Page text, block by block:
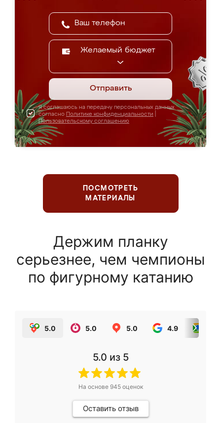
Желаемый бюджет
Отправить
Я соглашаюсь на передачу персональных данных
согласно Политике конфиденциальности
Пользовательскому соглашению
ПОСМОТРЕТЬ
МАТЕРИАЛЫ
Держим планку
серьезнее, чем чемпионы
по фигурному катанию
5.0 5.0 5.0 4.9
5.0 из 5
На основе 945оценок
Оставить отзыв